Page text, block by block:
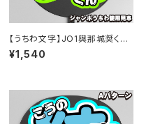
【うちわ文字】JO1與那城奨くん
⑤ Smileスマイル 即納 【JO1】
¥1,540